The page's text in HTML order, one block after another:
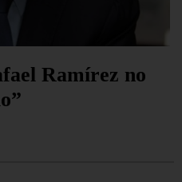
Ramírez no